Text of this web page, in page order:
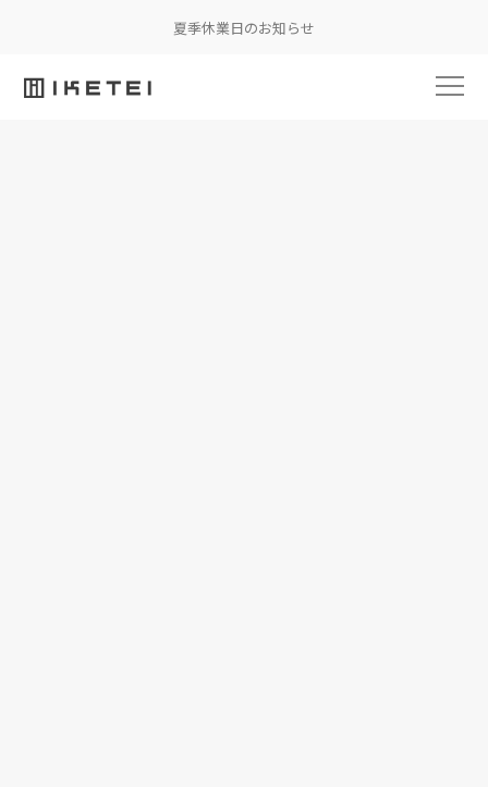
夏季休業日のお知らせ